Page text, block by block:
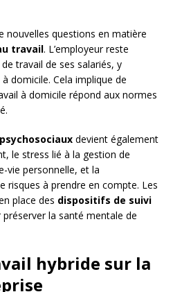
nouvelles questions en matière
travail. L’employeur reste
travail de ses salariés, y
domicile. Cela implique de
à domicile répond aux normes
devient également
le stress lié à la gestion de
vie personnelle, et la
risques à prendre en compte. Les
place des dispositifs de suivi
la santé mentale de
hybride sur la